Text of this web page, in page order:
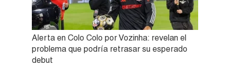
Alerta en Colo Colo por Vozinha: revelan el
problema que podría retrasar su esperado
debut